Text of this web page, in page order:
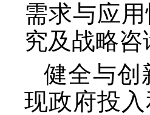
需求与应
究及战略咨
健全与创
现政府投